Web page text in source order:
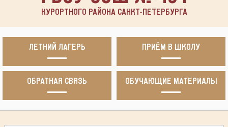
КУРОРТНОГО РАЙОНА САНКТ-ПЕТЕРБУРГА
ЛЕТНИЙ ЛАГЕРЬ ПРИЁМ В ШКОЛУ
ОБРАТНАЯ СВЯЗЬ ОБУЧАЮЩИЕ МАТЕРИАЛЫ